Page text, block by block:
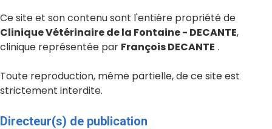
Ce site et son contenu sont l'entière propriété de
Clinique Vétérinaire de la Fontaine - DECANTE,
clinique représentée par François DECANTE .
Toute reproduction, même partielle, de ce site est
strictement interdite.
Directeur(s) de publication